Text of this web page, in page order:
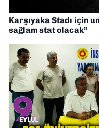
Karşıyaka Stadı için
sağlam stat olacak”